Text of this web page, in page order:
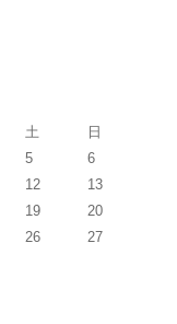
土
日
5
6
12
13
19
20
26
27